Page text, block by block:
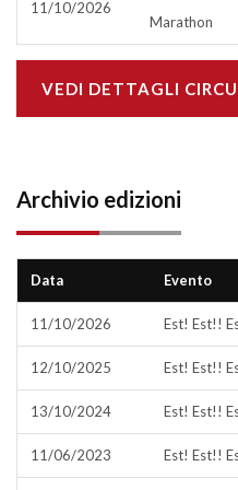
11/10/2026
Marathon
VEDI DETTAGLI
Archivio edizioni
Data Evento
11/10/2026 Est! Est!!
12/10/2025 Est! Est!!
13/10/2024 Est! Est!!
11/06/2023 Est! Est!!